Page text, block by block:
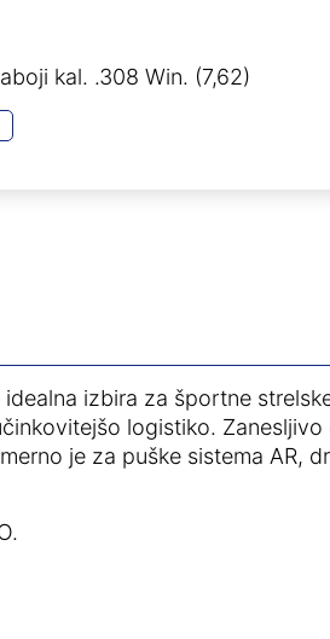
kal. .308 Win. (7,62)
izbira za športne
logistiko. Zanesljivo
je za puške sistema AR,